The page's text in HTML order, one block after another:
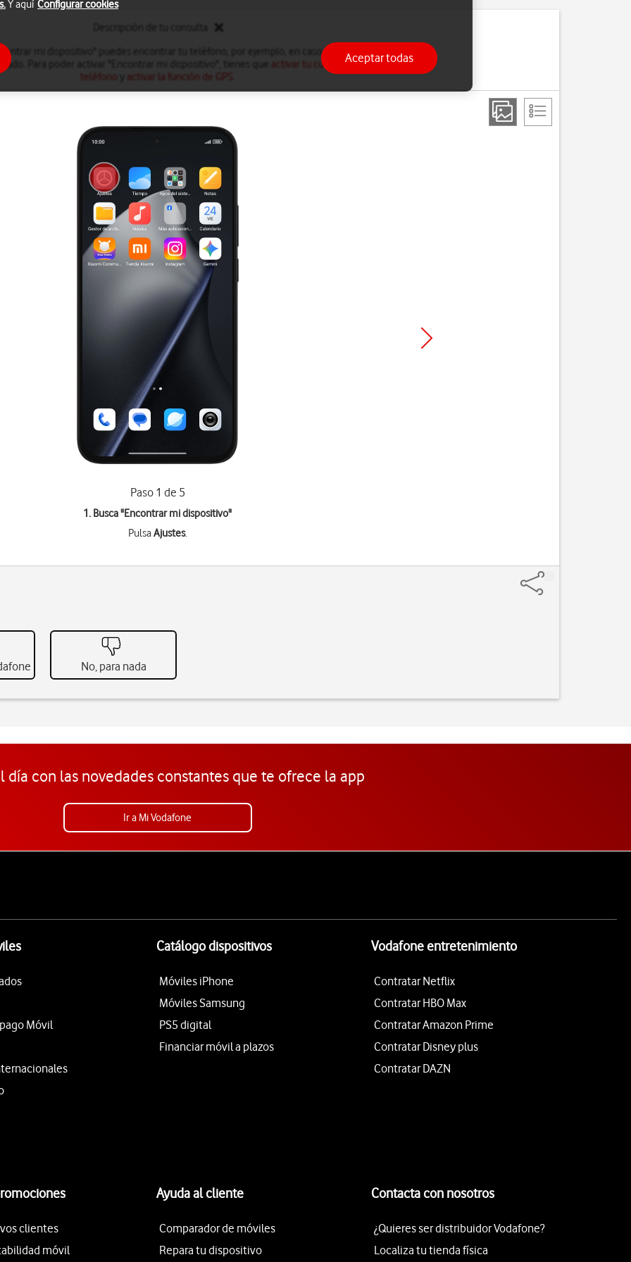
mi dispositivo" puedes encontrar tu teléfono, por ejemplo, en caso de que lo pierdas, o
Para poder activar "Encontrar mi dispositivo", tienes que
activar tu cuenta de Google en el
teléfono
activar la función de GPS
Paso 1 de 5
1. Busca "Encontrar mi dispositivo"
PulsaAjustes.
No, para nada
día con las novedades constantes que te ofrece la app
Ir a Mi Vodafone
Móvil
Catálogo dispositivos
Móviles iPhone
Móviles Samsung
PS5 digital
Financiar móvil a plazos
Vodafone entretenimiento
Contratar Netflix
Contratar HBO Max
Contratar Amazon Prime
Contratar Disney plus
Contratar DAZN
clientes
móvil
Ayuda al cliente
Comparador de móviles
Repara tu dispositivo
Contacta con nosotros
¿Quieres ser distribuidor Vodafone?
Localiza tu tienda física
Y aquí Configurar cookies
Aceptar todas